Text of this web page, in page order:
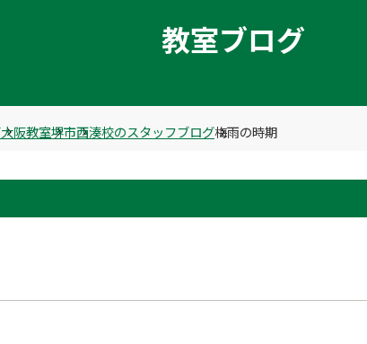
教室ブログ
大阪教室堺市西湊校のスタッフブログ梅雨の時期